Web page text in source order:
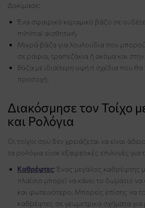
Δοκίμασε:
Ένα σφαιρικό κεραμικό βάζο σε
minimal αισθητική.
Μικρά βάζα για λουλούδια που
σε ράφια, τραπεζάκια ή ακόμα και στην
Βάζα με ιδιαίτερη υφή ή σχέδια που
προσοχή.
Διακόσμησε τον Τοίχο
και Ρολόγια
Οι τοίχοι σου δεν χρειάζεται να είναι
τα ρολόγια είναι εξαιρετικές επιλογές για
Καθρέφτες: Ένας μεγάλος καθρέφτης
πλαίσιο μπορεί να κάνει το δωμάτιο
και φωτεινότερο. Μπορείς επίσης να
καθρέφτες σε γεωμετρικά σχήματα για